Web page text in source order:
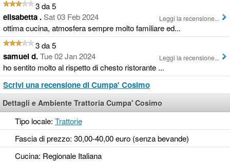
3 da 5
elisabetta .Sat 03 Feb 2024
ottima cucina, atmosfera sempre molto familiare ed...
Leggi la recensione...
3 da 5
samuel d.Tue 02 Jan 2024
ho sentito molto al rispetto di chesto ristorante ...
Leggi la recensione...
Scrivi una recensione di Cumpa' Cosimo
Dettagli e Ambiente Trattoria Cumpa' Cosimo
Tipo locale: Trattorie
Fascia di prezzo: 30,00-40,00 euro (senza bevande)
Cucina: Regionale Italiana